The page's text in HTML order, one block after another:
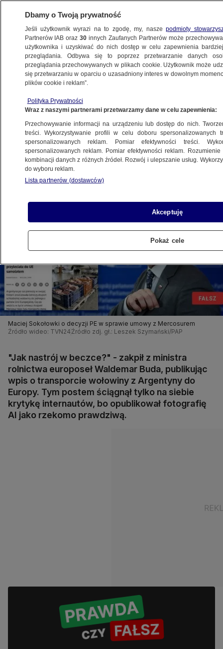
KONKRET24
FAŁSZ
transporty wołowiny z Argentyny". A to fejk
Zespół autorów
9.02.2026, 19:56
Udostępnij
Maciej Sokołowki o decyzji PE w sprawie umowy z Mercosurem
Źródło wideo: TVN24 Źródło zdj. gł.: Leszek Szymański/PAP
"Jak nastrój w beczce?" - zakpił z ministra
rolnictwa europoseł Waldemar Buda, publikując
wpis o transporcie wołowiny z Argentyny do
Europy. Tym postem ściągnął tylko na siebie
krytykę internautów, bo opublikował fotografię
AI jako rzekomo prawdziwą.
Dbamy o Twoją prywatność
Jeśli użytkownik wyrazi na to zgodę, my, naszepodmioty
Partnerów IAB oraz30 innych Zaufanych Partnerów może
użytkownika i uzyskiwać do nich dostęp w celu zapewnienia
przeglądania. Odbywa się to poprzez przetwarzanie danych
przeglądania przechowywanych w plikach cookie. Użytkownik może
się przetwarzaniu w oparciu o uzasadniony interes w dowolnym
plików cookie i reklam”.
Polityka Prywatności
Wraz z naszymi partnerami przetwarzamy dane w celu zapewnienia:
Przechowywanie informacji na urządzeniu lub dostęp do nich.
treści. Wykorzystywanie profili w celu doboru spersonalizowanych
spersonalizowanych reklam. Pomiar efektywności treści.
spersonalizowanych reklam. Pomiar efektywności reklam.
kombinacji danych z różnych źródeł. Rozwój i ulepszanie usług.
do wyboru reklam.
Lista partnerów (dostawców)
Akceptuję
Pokaż cele